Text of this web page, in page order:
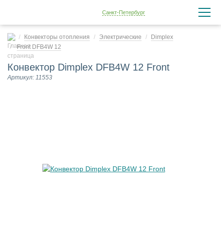
Санкт-Петербург
Конвекторы отопления Электрические
Dimplex
Front DFB4W 12
Конвектор Dimplex DFB4W 12 Front
Артикул: 11553